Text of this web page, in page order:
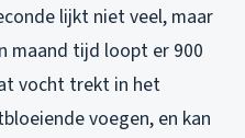
lijkt niet veel, maar
maand tijd loopt er 900
vocht trekt in het
voegen, en kan